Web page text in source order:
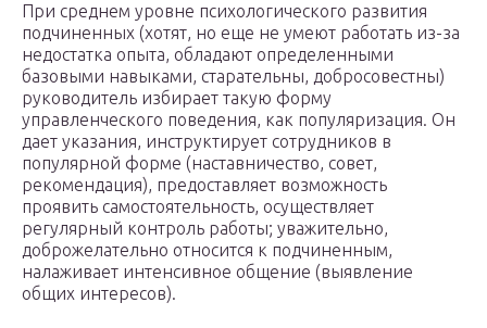
При среднем уровне психологического разви­тия
подчиненных (хотят, но еще не умеют работать из-за
недостатка опыта, обладают определенными
базовыми навыка­ми, старательны, добросовестны)
руководитель избирает такую форму
управленческого поведения, как популяризация. Он
дает указания, инструктирует сотрудников в
популярной форме (на­ставничество, совет,
рекомендация), предоставляет возможность
проявить самостоятельность, осуществляет
регулярный контроль работы; уважительно,
доброжелательно относится к подчиненным,
налаживает интенсивное общение (выявление
общих интересов).